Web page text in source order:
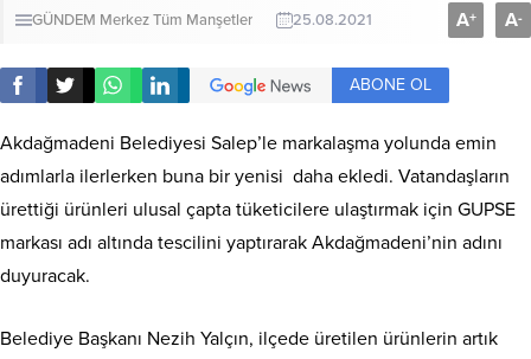
GÜNDEM MerkezTüm Manşetler 25.08.2021 A+ A-
ABONE OL
Akdağmadeni Belediyesi Salep’le markalaşma yolunda emin
adımlarla ilerlerken buna bir yenisi daha ekledi. Vatandaşların
ürettiği ürünleri ulusal çapta tüketicilere ulaştırmak için GUPSE
markası adı altında tescilini yaptırarak Akdağmadeni’nin adını
duyuracak.
Belediye Başkanı Nezih Yalçın, ilçede üretilen ürünlerin artık